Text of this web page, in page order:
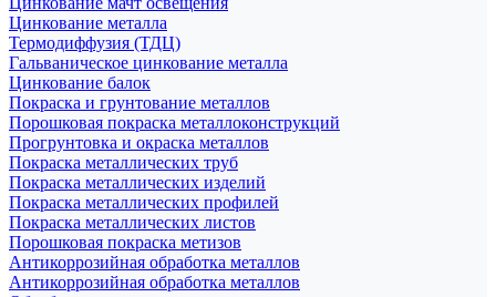
Цинкование металла
Термодиффузия (ТДЦ)
Гальваническое цинкование металла
Цинкование балок
Покраска и грунтование металлов
Порошковая покраска металлоконструкций
Прогрунтовка и окраска металлов
Покраска металлических труб
Покраска металлических изделий
Покраска металлических профилей
Покраска металлических листов
Порошковая покраска метизов
Антикоррозийная обработка металлов
Антикоррозийная обработка металлов